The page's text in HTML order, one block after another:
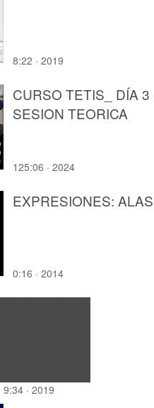
8:22 · 2019
CURSO TETIS_ DÍA 3
SESION TEORICA
125:06 · 2024
EXPRESIONES: ALAS
0:16 · 2014
9:34 · 2019